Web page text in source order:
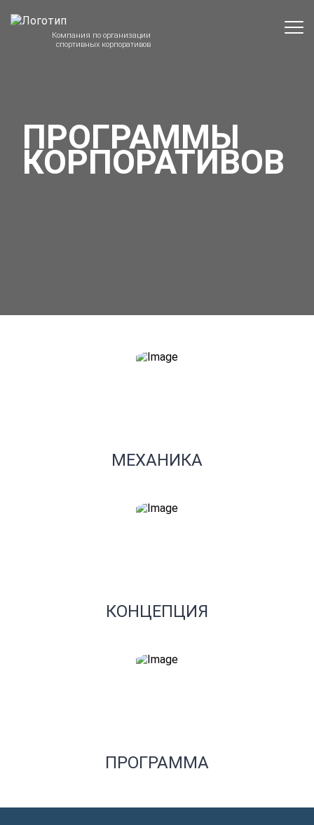
Компания по организации
спортивных корпоративов
ПРОГРАММЫ
КОРПОРАТИВОВ
МЕХАНИКА
КОНЦЕПЦИЯ
ПРОГРАММА